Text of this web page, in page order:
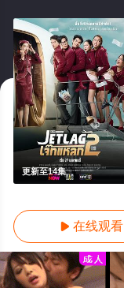
更新至14集
 在线观看